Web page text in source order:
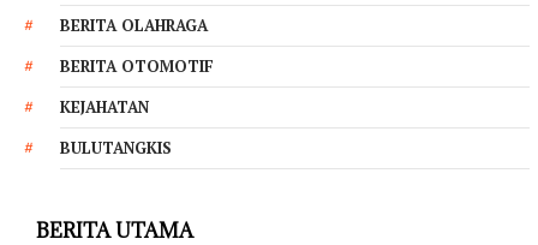
BERITA OLAHRAGA
BERITA OTOMOTIF
KEJAHATAN
BULUTANGKIS
BERITA UTAMA